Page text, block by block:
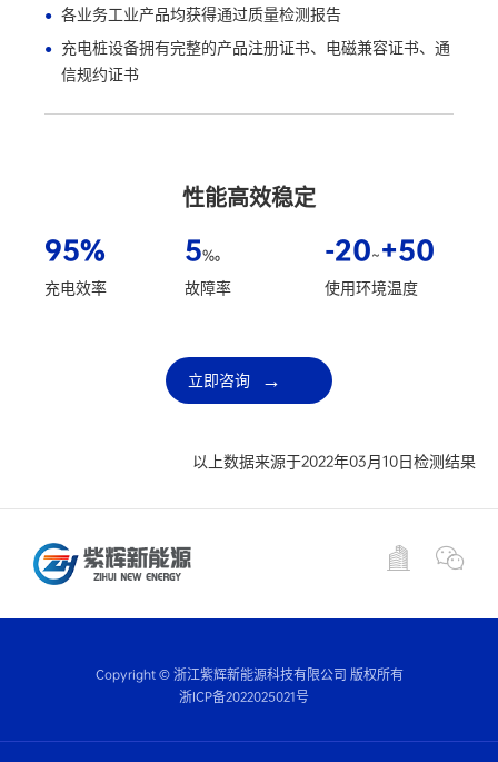
各业务工业产品均获得通过质量检测报告
充电桩设备拥有完整的产品注册证书、电磁兼容证书、通
信规约证书
性能高效稳定
95%
充电效率
5‰
故障率
-20~+50
使用环境温度
立即咨询
以上数据来源于2022年03月10日检测结果
Copyright © 浙江紫辉新能源科技有限公司 版权所有
浙ICP备2022025021号